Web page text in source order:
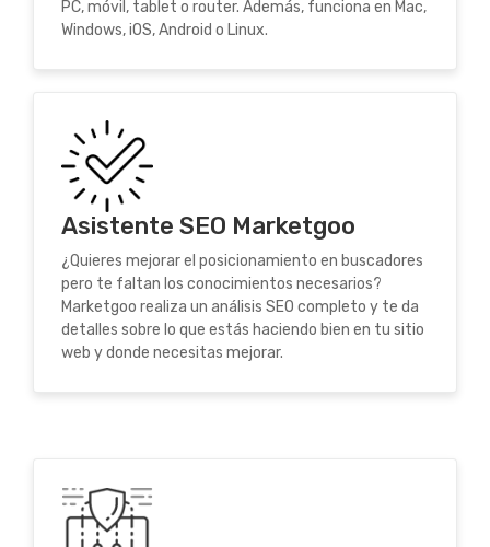
PC, móvil, tablet o router. Además, funciona en Mac,
Windows, iOS, Android o Linux.
Asistente SEO Marketgoo
¿Quieres mejorar el posicionamiento en buscadores
pero te faltan los conocimientos necesarios?
Marketgoo realiza un análisis SEO completo y te da
detalles sobre lo que estás haciendo bien en tu sitio
web y donde necesitas mejorar.